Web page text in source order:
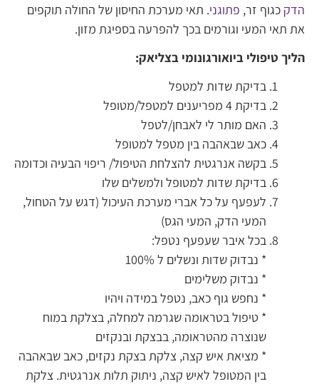
הדק כגוף זר, פתוגני. תאי מערכת החיסון של החולה תוקפים
את תאי המעי וגורמים בכך להפרעה בספיגת מזון.
הליך טיפולי ביואורגונומי בצליאק:
בדיקת שדות למטפל
בדיקת 4 מפריענים למטפל/מטופל
האם מותר לי לאבחן/לטפל
כאב שבאהבה בין מטפל למטופל
בקשה אנרגטית להצלחת הטיפול/ ריפוי הבעיה וכדומה
בדיקת שדות למטופל ולמשלים שלו
לעפעף על כל אברי מערכת העיכול (דגש על הטחול,
המעי הדק, המעי הגס)
בכל איבר שעפעף נטפל:
* נבדוק שדות ונשלים ל 100%
* נבדוק משלימים
* נחפש גוף כאב, נטפל במידה ויהיו
* טיפול בטראומה שגרמה למחלה, בצלקת במוח
שנוצרה מהטראומה, בבצקת ובנקזים
* מציאת איש קצה, צלקת בצקת נקזים, כאב שבאהבה
בין המטופל לאיש קצה, ניתוק תלות אנרגטית. צלקת